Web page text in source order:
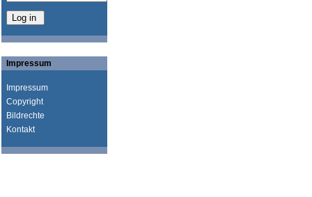
Impressum
Impressum
Copyright
Bildrechte
Kontakt